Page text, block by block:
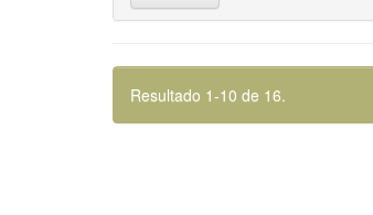
Resultado 1-10 de 16.